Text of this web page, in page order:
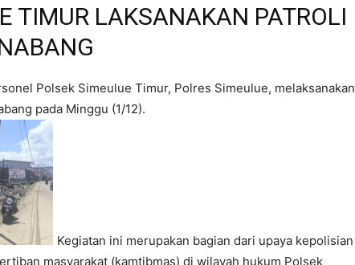
TIMUR LAKSANAKAN PATROLI
Polsek Simeulue Timur, Polres Simeulue, melaksanakan
pada Minggu (1/12).
Kegiatan ini merupakan bagian dari upaya kepolisian
masyarakat (kamtibmas) di wilayah hukum Polsek